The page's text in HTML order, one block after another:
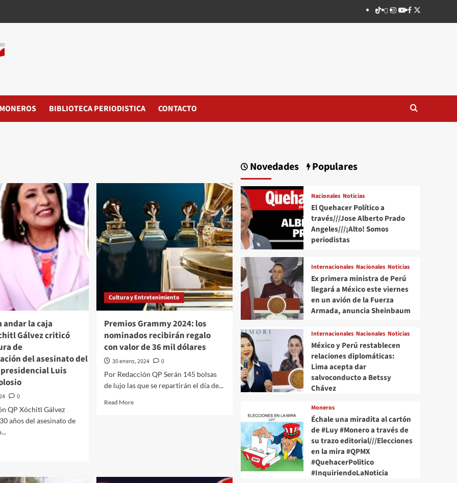
TikTok
threads
Instagram
Youtube
Facebook
X
MONEROS BIBLIOTECA PERIODISTICA CONTACTO
andar la caja
Gálvez criticó
de
del asesinato del
Luis
0
QP Xóchitl Gálvez
años del asesinato de
Cultura y Entretenimiento
Premios Grammy 2024: los
nominados recibirán regalo
con valor de 36 mil dólares
30 enero, 2024
0
Por Redacción QP Serán 145 bolsas
de lujo las que se repartirán el día de...
Read MoreRead
recibirán
Novedades Populares
Nacionales Noticias
El Quehacer Político a
través///Jose Alberto Prado
Angeles///¡Alto! Somos
periodistas
Internacionales Nacionales Noticias
Ex primera ministra de Perú
llegará a México este viernes
en un avión de la Fuerza
Armada, anuncia Sheinbaum
Internacionales Nacionales Noticias
México y Perú restablecen
relaciones diplomáticas:
Lima acepta dar
salvoconducto a Betssy
Chávez
Moneros
Échale una miradita al cartón
de #Luy #Monero a través de
su trazo editorial///Elecciones
en la mira #QPMX
#QuehacerPolitico
#InquiriendoLaNoticia